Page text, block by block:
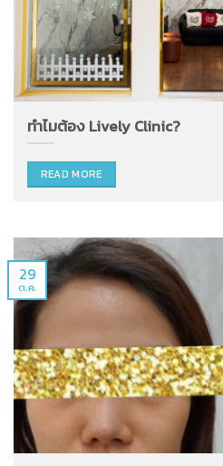
ทำไมต้อง Lively Clinic?
READ MORE
29
ต.ค.